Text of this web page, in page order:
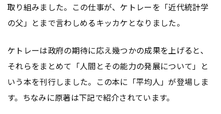
取り組みました。この仕事が、ケトレーを「近代統計学
の父」とまで言わしめるキッカケとなりました。
ケトレーは政府の期待に応え幾つかの成果を上げると、
それらをまとめて「人間とその能力の発展について」と
いう本を刊行しました。この本に「平均人」が登場しま
す。ちなみに原著は下記で紹介されています。